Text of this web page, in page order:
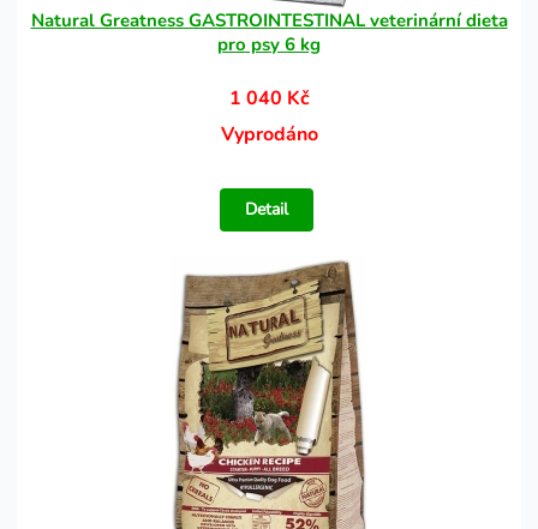
Natural Greatness GASTROINTESTINAL veterinární dieta
pro psy 6 kg
1 040 Kč
Vyprodáno
Detail